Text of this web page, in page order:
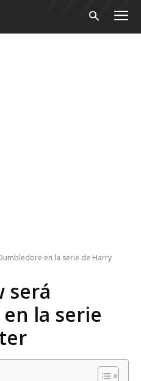
en la serie de Harry
será
la serie